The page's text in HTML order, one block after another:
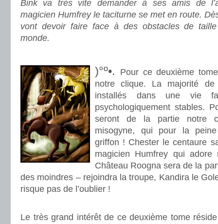
Bink va très vite demander à ses amis de
magicien Humfrey le taciturne se met en route.
vont devoir faire face à des obstacles de
monde.
)°º•.
Pour ce deuxième
notre clique. La majorité de
installés dans une vie
psychologiquement stables.
seront de la partie notre
misogyne, qui pour la
griffon ! Chester le centaure
magicien Humfrey qui
Château Roogna sera de la
des moindres – rejoindra la troupe, Kandira le
risque pas de l’oublier !
Le très grand intérêt de ce deuxième tome